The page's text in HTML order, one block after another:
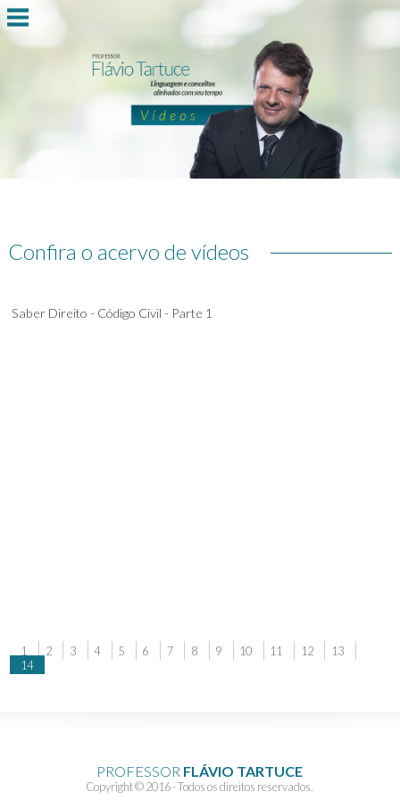
Confira o acervo de vídeos
Saber Direito - Código Civil - Parte 1
1 2 3 4 5 6 7 8 9 10 11 12
13
14
PROFESSOR FLÁVIO TARTUCE
Copyright © 2016 - Todos os direitos reservados.